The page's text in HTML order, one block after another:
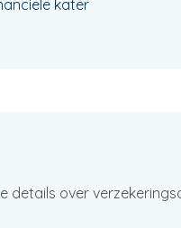
kater
over